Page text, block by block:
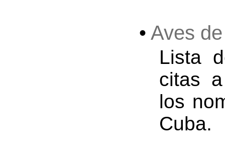
• Aves
Lista
citas
los
Cuba.